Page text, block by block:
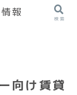
向け賃貸
報
検索